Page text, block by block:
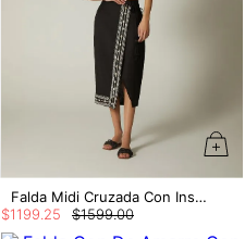
Falda Midi Cruzada Con Insumo
$1599.00
$1199 25